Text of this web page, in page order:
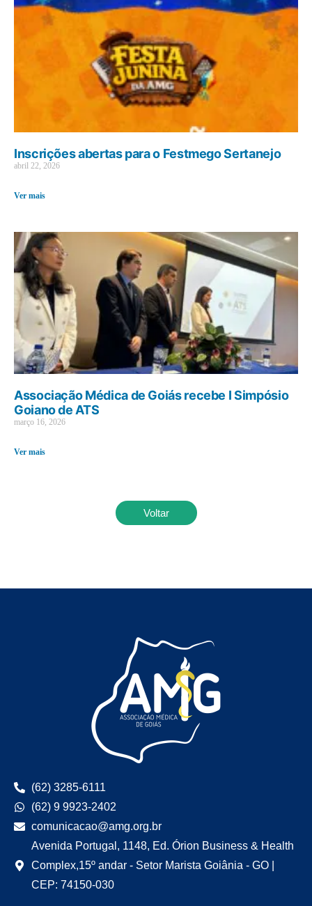
Inscrições abertas para o Festmego Sertanejo
abril 22, 2026
Ver mais
Associação Médica de Goiás recebe I Simpósio
Goiano de ATS
março 16, 2026
Ver mais
Voltar
(62) 3285-6111
(62) 9 9923-2402
comunicacao@amg.org.br
Avenida Portugal, 1148, Ed. Órion Business & Health
Complex,15º andar - Setor Marista Goiânia - GO |
CEP: 74150-030